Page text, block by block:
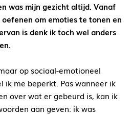
was mijn gezicht altijd. Vanaf
om emoties te tonen en
is denk ik toch wel anders
op sociaal-emotioneel
ik me beperkt. Pas wanneer ik
over wat er gebeurd is, kan ik
aan geven: ik was